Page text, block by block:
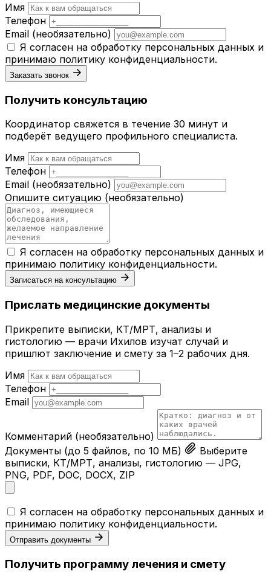
Имя
Телефон
Email (необязательно)
Я согласен на обработку персональных данных и
принимаю политику конфиденциальности.
Заказать звонок
Получить консультацию
Координатор свяжется в течение 30 минут и
подберёт ведущего профильного специалиста.
Имя
Телефон
Email (необязательно)
Опишите ситуацию (необязательно)
Я согласен на обработку персональных данных и
принимаю политику конфиденциальности.
Записаться на консультацию
Прислать медицинские документы
Прикрепите выписки, КТ/МРТ, анализы и
гистологию — врачи Ихилов изучат случай и
пришлют заключение и смету за 1–2 рабочих дня.
Имя
Телефон
Email
Комментарий (необязательно)
Документы (до 5 файлов, по 10 МБ)
Выберите
выписки, КТ/МРТ, анализы, гистологию — JPG,
PNG, PDF, DOC, DOCX, ZIP
Я согласен на обработку персональных данных и
принимаю политику конфиденциальности.
Отправить документы
Получить программу лечения и смету